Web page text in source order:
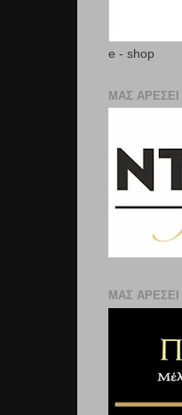
e - shop
ΜΑΣ
ΜΑΣ